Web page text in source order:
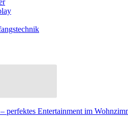
perfektes Entertainment im